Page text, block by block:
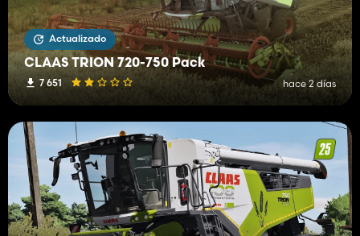
Actualizado
CLAAS TRION 720-750 Pack
7 651 hace 2 días